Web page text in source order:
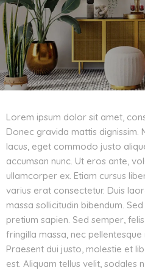
Lorem ipsum dolor sit amet,
Donec gravida mattis dignissim.
lacus, eget commodo justo
accumsan nunc. Ut eros ante,
ullamcorper ex. Etiam cursus
varius erat consectetur. Duis
massa sollicitudin bibendum.
pretium sapien. Sed semper,
fringilla massa, nec
Praesent dui justo, molestie et
est. Aliquam tellus velit, sodales